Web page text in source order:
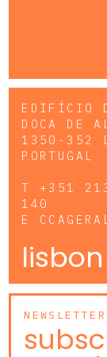
EDIFÍCIO
DOCA DE
1350-352
PORTUGAL
T +351
140
E
lisbon
NEWSLETTER